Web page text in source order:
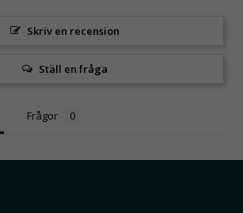
Skriv en recension
Ställ en fråga
Frågor